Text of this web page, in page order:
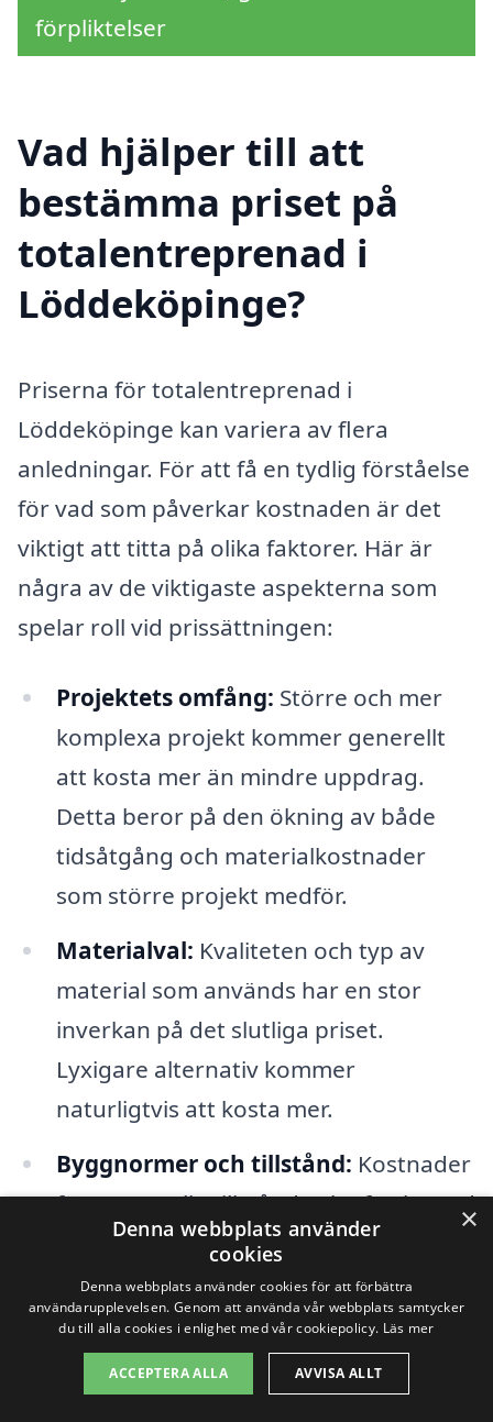
förpliktelser
Vad hjälper till att
bestämma priset på
totalentreprenad i
Löddeköpinge?
Priserna för totalentreprenad i
Löddeköpinge kan variera av flera
anledningar. För att få en tydlig förståelse
för vad som påverkar kostnaden är det
viktigt att titta på olika faktorer. Här är
några av de viktigaste aspekterna som
spelar roll vid prissättningen:
Projektets omfång: Större och mer
komplexa projekt kommer generellt
att kosta mer än mindre uppdrag.
Detta beror på den ökning av både
tidsåtgång och materialkostnader
som större projekt medför.
Materialval: Kvaliteten och typ av
material som används har en stor
inverkan på det slutliga priset.
Lyxigare alternativ kommer
naturligtvis att kosta mer.
Byggnormer och tillstånd: Kostnader
för eventuella tillstånd och efterlevnad
av lokala byggnormer kan även
påverka totalkostnaden. Det kan vara
värt att ha en dialog med
entreprenörer som är välinsatta i
Löddeköpinge för att förstå detta
×
Denna webbplats använder
cookies
Denna webbplats använder cookies för att förbättra
användarupplevelsen. Genom att använda vår webbplats samtycker
du till alla cookies i enlighet med vår cookiepolicy. Läs mer
ACCEPTERA ALLA AVVISA ALLT